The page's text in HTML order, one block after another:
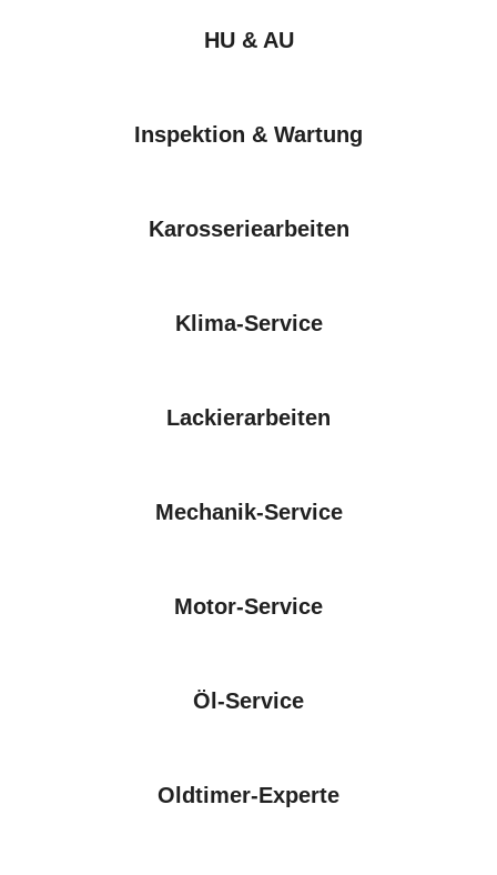
HU & AU
Inspektion & Wartung
Karosseriearbeiten
Klima-Service
Lackierarbeiten
Mechanik-Service
Motor-Service
Öl-Service
Oldtimer-Experte